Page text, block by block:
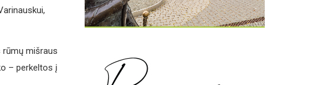
rūmų mišraus
– perkeltos į